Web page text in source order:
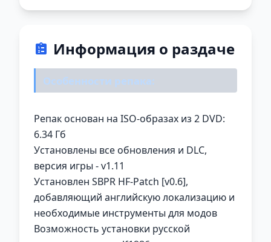
Информация о раздаче
Особенности репака:
Репак основан на ISO-образах из 2 DVD:
6.34 Гб
Установлены все обновления и DLC,
версия игры - v1.11
Установлен SBPR HF-Patch [v0.6],
добавляющий английскую локализацию и
необходимые инструменты для модов
Возможность установки русской